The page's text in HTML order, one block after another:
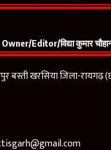
Owner/Editor/विद्या कुमार
बस्ती खरसिया जिला-रायगढ़